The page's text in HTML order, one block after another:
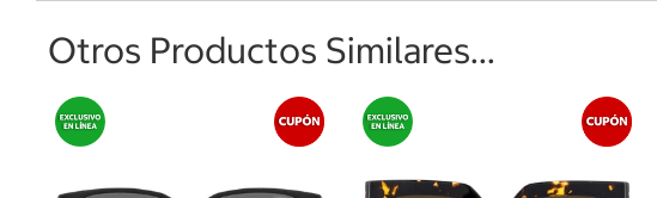
Otros Productos Similares...